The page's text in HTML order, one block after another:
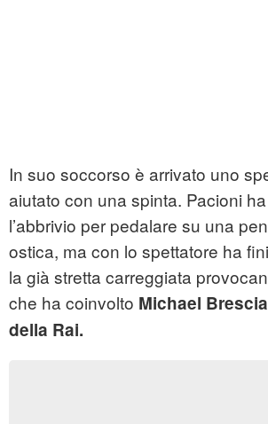
In suo soccorso è arrivato uno
aiutato con una spinta. Pacioni
l’abbrivio per pedalare su una
ostica, ma con lo spettatore ha
la già stretta carreggiata
che ha coinvolto Michael
della Rai.